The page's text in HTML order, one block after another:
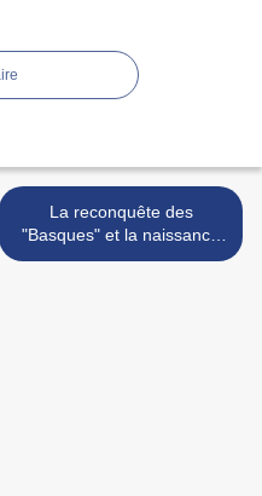
La reconquête des
"Basques" et la naissance
de la Gascogne >